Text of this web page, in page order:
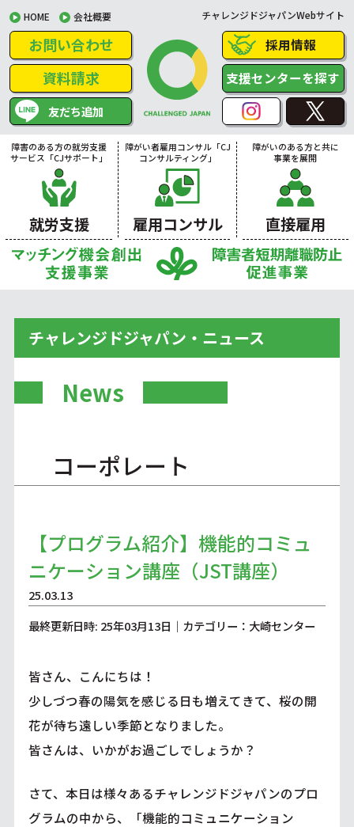
HOME 会社概要 チャレンジドジャパンWebサイト
お問い合わせ
資料請求
友だち追加
採用情報
支援センターを探す
障害のある方の就労支援
サービス「CJサポート」
就労支援
障がい者雇用コンサル「CJ
コンサルティング」
雇用コンサル
障がいのある方と共に
事業を展開
直接雇用
チャレンジドジャパン・ニュース
News
コーポレート
【プログラム紹介】機能的コミュ
ニケーション講座（JST講座）
25.03.13
最終更新日時: 25年03月13日｜カテゴリー：大崎センター
皆さん、こんにちは！
少しづつ春の陽気を感じる日も増えてきて、桜の開
花が待ち遠しい季節となりました。
皆さんは、いかがお過ごしでしょうか？
さて、本日は様々あるチャレンジドジャパンのプロ
グラムの中から、「機能的コミュニケーション